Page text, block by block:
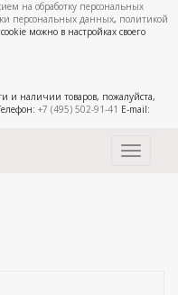
на обработку персональных
персональных данных, политикой
можно в настройках своего
и наличии товаров, пожалуйста,
+7 (495) 502-91-41 E-mail:
Toggle